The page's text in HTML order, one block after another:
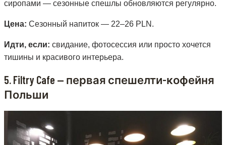
сиропами — сезонные спешлы обновляются регулярно.
Цена: Сезонный напиток — 22–26 PLN.
Идти, если: свидание, фотосессия или просто хочется
тишины и красивого интерьера.
5. Filtry Cafe — первая спешелти-кофейня
Польши